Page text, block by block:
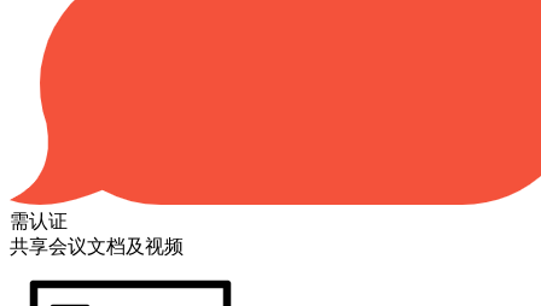
需认证
共享会议文档及视频